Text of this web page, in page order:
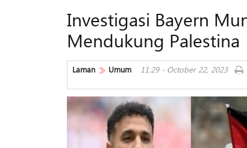
Investigasi Bayern
Mendukung Palestina
Laman Umum 11:29 - October 22, 2023